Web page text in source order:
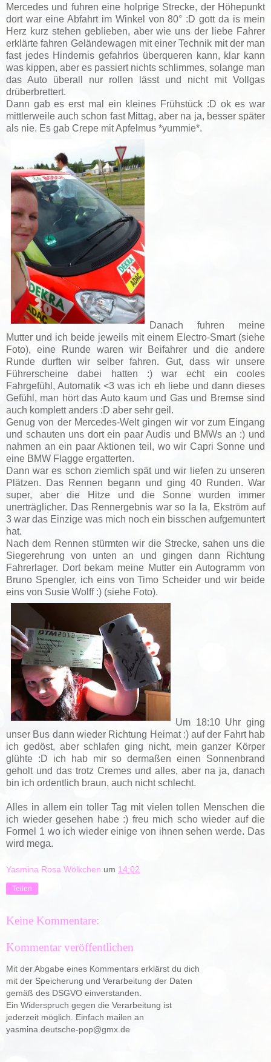
Mercedes und fuhren eine holprige Strecke, der Höhepunkt
dort war eine Abfahrt im Winkel von 80° :D gott da is mein
Herz kurz stehen geblieben, aber wie uns der liebe Fahrer
erklärte fahren Geländewagen mit einer Technik mit der man
fast jedes Hindernis gefahrlos überqueren kann, klar kann
was kippen, aber es passiert nichts schlimmes, solange man
das Auto überall nur rollen lässt und nicht mit Vollgas
drüberbrettert.
Dann gab es erst mal ein kleines Frühstück :D ok es war
mittlerweile auch schon fast Mittag, aber na ja, besser später
als nie. Es gab Crepe mit Apfelmus *yummie*.
Danach fuhren meine
Mutter und ich beide jeweils mit einem Electro-Smart (siehe
Foto), eine Runde waren wir Beifahrer und die andere
Runde durften wir selber fahren. Gut, dass wir unsere
Führerscheine dabei hatten :) war echt ein cooles
Fahrgefühl, Automatik <3 was ich eh liebe und dann dieses
Gefühl, man hört das Auto kaum und Gas und Bremse sind
auch komplett anders :D aber sehr geil.
Genug von der Mercedes-Welt gingen wir vor zum Eingang
und schauten uns dort ein paar Audis und BMWs an :) und
nahmen an ein paar Aktionen teil, wo wir Capri Sonne und
eine BMW Flagge ergatterten.
Dann war es schon ziemlich spät und wir liefen zu unseren
Plätzen. Das Rennen begann und ging 40 Runden. War
super, aber die Hitze und die Sonne wurden immer
unerträglicher. Das Rennergebnis war so la la, Ekström auf
3 war das Einzige was mich noch ein bisschen aufgemuntert
hat.
Nach dem Rennen stürmten wir die Strecke, sahen uns die
Siegerehrung von unten an und gingen dann Richtung
Fahrerlager. Dort bekam meine Mutter ein Autogramm von
Bruno Spengler, ich eins von Timo Scheider und wir beide
eins von Susie Wolff :) (siehe Foto).
Um 18:10 Uhr ging
unser Bus dann wieder Richtung Heimat :) auf der Fahrt hab
ich gedöst, aber schlafen ging nicht, mein ganzer Körper
glühte :D ich hab mir so dermaßen einen Sonnenbrand
geholt und das trotz Cremes und alles, aber na ja, danach
bin ich ordentlich braun, auch nicht schlecht.
Alles in allem ein toller Tag mit vielen tollen Menschen die
ich wieder gesehen habe :) freu mich scho wieder auf die
Formel 1 wo ich wieder einige von ihnen sehen werde. Das
wird mega.
Yasmina Rosa Wölkchen um 14:02
Teilen
Keine Kommentare:
Kommentar veröffentlichen
Mit der Abgabe eines Kommentars erklärst du dich
mit der Speicherung und Verarbeitung der Daten
gemäß des DSGVO einverstanden.
Ein Widerspruch gegen die Verarbeitung ist
jederzeit möglich. Einfach mailen an
yasmina.deutsche-pop@gmx.de